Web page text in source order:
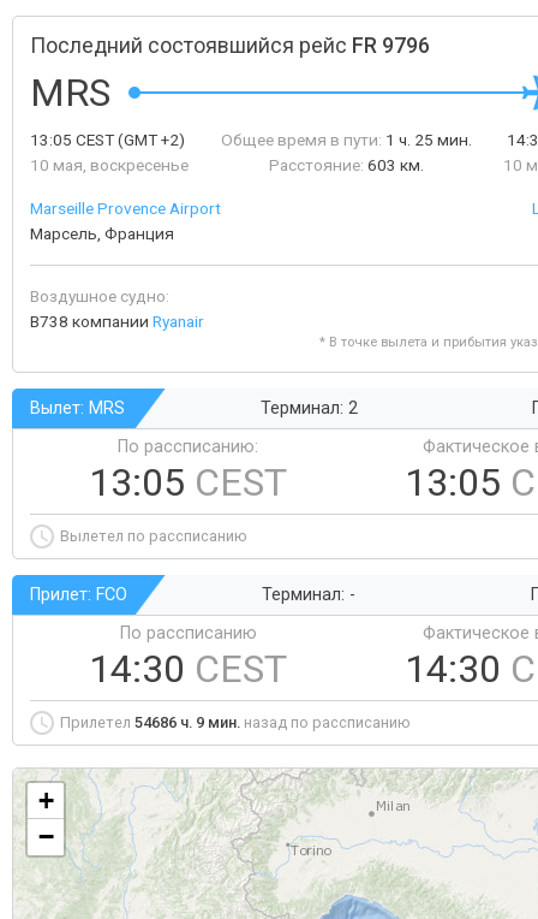
Последний состоявшийся рейс FR 9796
MRS
13:05 CEST(GMT +2)
10 мая, воскресенье
Общее время в пути: 1 ч. 25 мин.
Расстояние: 603 км.
10
Marseille Provence Airport
Марсель, Франция
Воздушное судно:
B738 компании Ryanair
* В точке вылета и прибытия
Вылет: MRS Терминал: 2
По рассписанию:
13:05 CEST
Фактическое
13:05
Вылетел по рассписанию
Прилет: FCO Терминал: -
По рассписанию
14:30 CEST
Фактическое
14:30
Прилетел 54686 ч. 9 мин. назад по рассписанию
+
−